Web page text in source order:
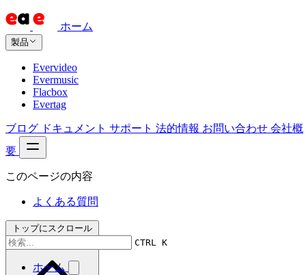
ホーム
製品
Evervideo
Evermusic
Flacbox
Evertag
ブログ ドキュメント サポート 法的情報 お問い合わせ 会社概
要
CTRL K
ホーム
このページの内容
よくある質問
トップにスクロール